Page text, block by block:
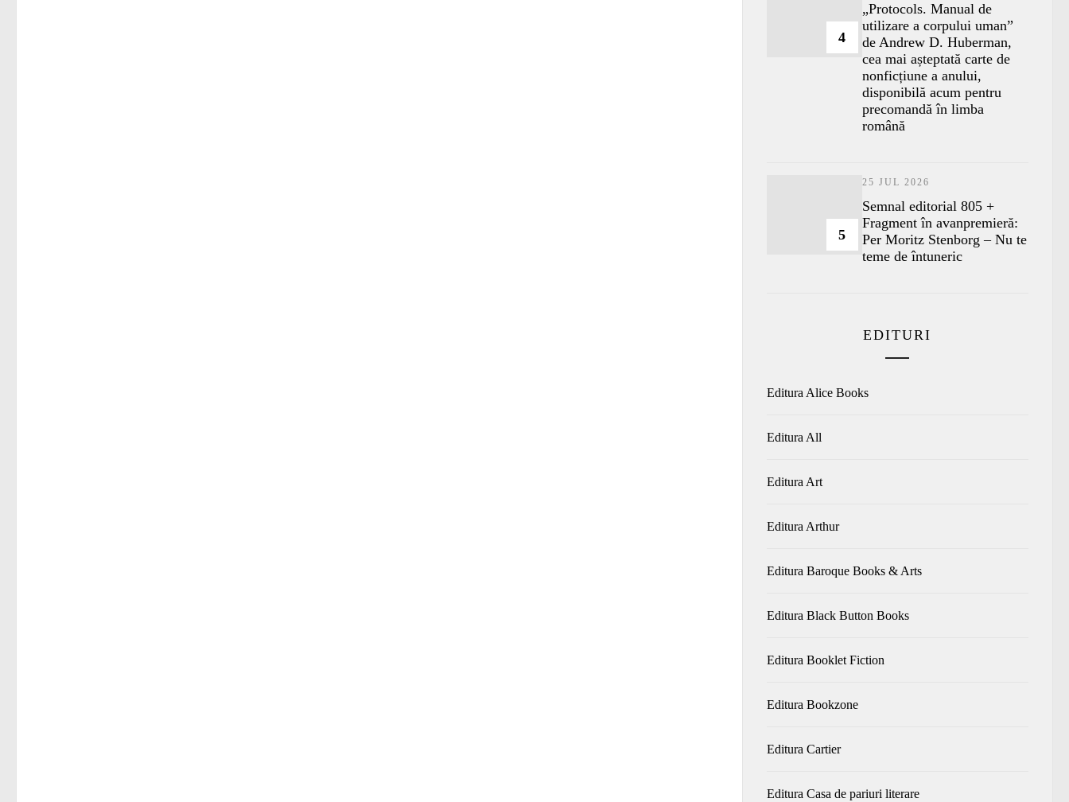
4
„Protocols. Manual de
utilizare a corpului uman”
de Andrew D. Huberman,
cea mai așteptată carte de
nonficțiune a anului,
disponibilă acum pentru
precomandă în limba
română
5
25 JUL 2026
Semnal editorial 805 +
Fragment în avanpremieră:
Per Moritz Stenborg – Nu te
teme de întuneric
EDITURI
Editura Alice Books
Editura All
Editura Art
Editura Arthur
Editura Baroque Books & Arts
Editura Black Button Books
Editura Booklet Fiction
Editura Bookzone
Editura Cartier
Editura Casa de pariuri literare